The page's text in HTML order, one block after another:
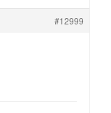
#12999